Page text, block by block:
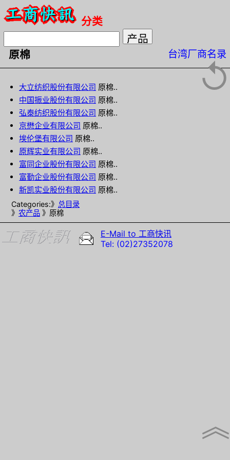
分类
原棉 台湾厂商名录
大立纺织股份有限公司 原棉..
中国振业股份有限公司 原棉..
弘泰纺织股份有限公司 原棉..
京懋企业有限公司 原棉..
埃伦堡有限公司 原棉..
原辉实业有限公司 原棉..
富同企业股份有限公司 原棉..
富勤企业股份有限公司 原棉..
新凯实业股份有限公司 原棉..
Categories:》 总目录
》 农产品 》原棉
E-Mail to 工商快讯
Tel: (02)27352078
︽
↺